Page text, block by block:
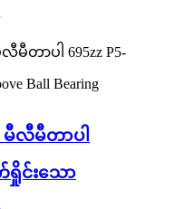
မီလီမီတာပါ
ရှိုင်းသော